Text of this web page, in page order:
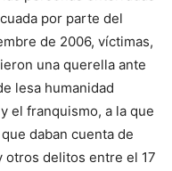
por parte del
de 2006, víctimas,
una querella ante
lesa humanidad
el franquismo, a la que
daban cuenta de
otros delitos entre el 17